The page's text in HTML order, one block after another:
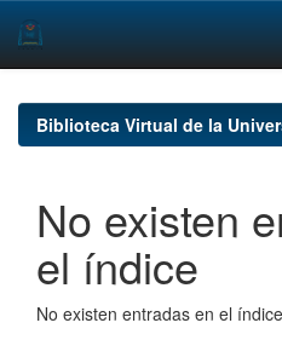
navigationBiblioteca Virtual de la
No existen
el índice
No existen entradas en el